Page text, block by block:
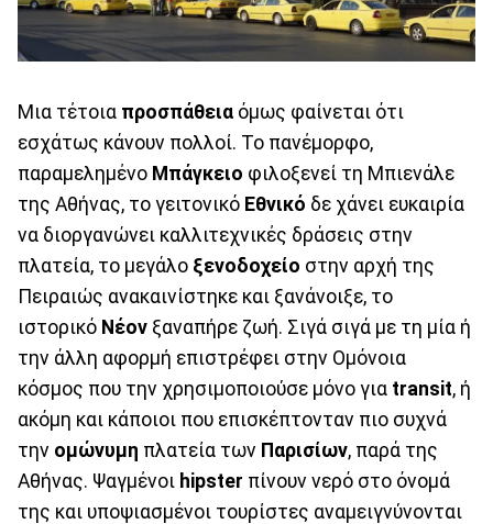
Μια τέτοια προσπάθεια όμως φαίνεται ότι
εσχάτως κάνουν πολλοί. Το πανέμορφο,
παραμελημένο Μπάγκειο φιλοξενεί τη Μπιενάλε
της Αθήνας, το γειτονικό Εθνικό δε χάνει ευκαιρία
να διοργανώνει καλλιτεχνικές δράσεις στην
πλατεία, το μεγάλο ξενοδοχείο στην αρχή της
Πειραιώς ανακαινίστηκε και ξανάνοιξε, το
ιστορικό Νέον ξαναπήρε ζωή. Σιγά σιγά με τη μία ή
την άλλη αφορμή επιστρέφει στην Ομόνοια
κόσμος που την χρησιμοποιούσε μόνο για transit, ή
ακόμη και κάποιοι που επισκέπτονταν πιο συχνά
την ομώνυμη πλατεία των Παρισίων, παρά της
Αθήνας. Ψαγμένοι hipster πίνουν νερό στο όνομά
της και υποψιασμένοι τουρίστες αναμειγνύνονται